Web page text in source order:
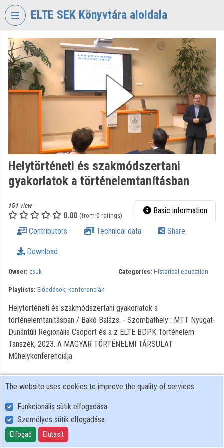
Skip header
ELTE SEK Könyvtára aloldala
VIDEO TORIUM
ELTE
EKL
SAVARIA
Organization home
Log In
Organization discovery
Categories
Organization playlists
Organizations
Contributors
Helytörténeti és szakmódszertani
gyakorlatok a történelemtanításban
151 view
0.00 (from 0 ratings) Basic information
Contributors Technical data Share
Download
Owner: csuk Categories: Historical education
Playlists: Előadások, konferenciák
Helytörténeti és szakmódszertani gyakorlatok a
történelemtanításban / Bakó Balázs. - Szombathely : MTT Nyugat-
Dunántúli Regionális Csoport és a z ELTE BDPK Történelem
Tanszék, 2023. A MAGYAR TÖRTÉNELMI TÁRSULAT
Mûhelykonferenciája
User Policy
Adatkezelési tájékoztató (en)
Cookie Policy
The website uses cookies to improve the quality of services.
Funkcionális sütik elfogadása
Személyes sütik elfogadása
Elfogad Elutasít